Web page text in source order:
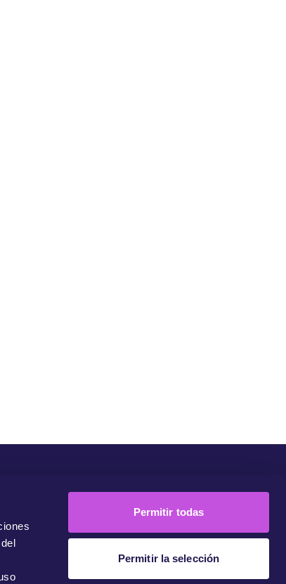
Permitir todas
Permitir la selección